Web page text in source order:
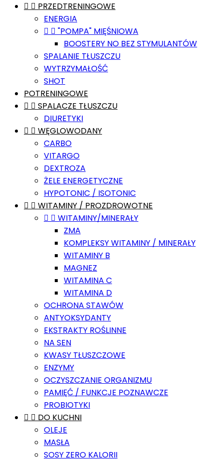
  PRZEDTRENINGOWE
ENERGIA
  "POMPA" MIĘŚNIOWA
BOOSTERY NO BEZ STYMULANTÓW
SPALANIE TŁUSZCZU
WYTRZYMAŁOŚĆ
SHOT
POTRENINGOWE
  SPALACZE TŁUSZCZU
DIURETYKI
  WĘGLOWODANY
CARBO
VITARGO
DEXTROZA
ŻELE ENERGETYCZNE
HYPOTONIC / ISOTONIC
  WITAMINY / PROZDROWOTNE
  WITAMINY/MINERAŁY
ZMA
KOMPLEKSY WITAMINY / MINERAŁY
WITAMINY B
MAGNEZ
WITAMINA C
WITAMINA D
OCHRONA STAWÓW
ANTYOKSYDANTY
EKSTRAKTY ROŚLINNE
NA SEN
KWASY TŁUSZCZOWE
ENZYMY
OCZYSZCZANIE ORGANIZMU
PAMIĘĆ / FUNKCJE POZNAWCZE
PROBIOTYKI
  DO KUCHNI
OLEJE
MASŁA
SOSY ZERO KALORII